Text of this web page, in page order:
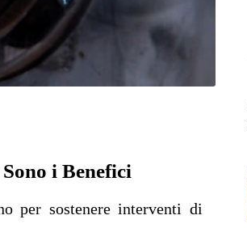
i Benefici
per sostenere interventi di